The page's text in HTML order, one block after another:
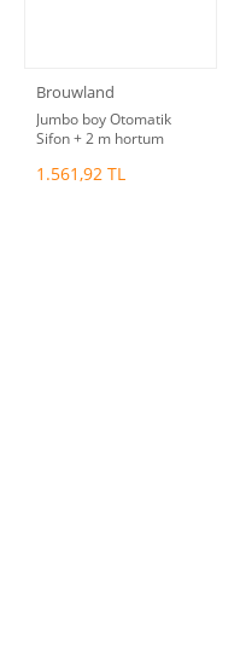
Brouwland
Jumbo boy Otomatik
Sifon + 2 m hortum
1.561,92 TL